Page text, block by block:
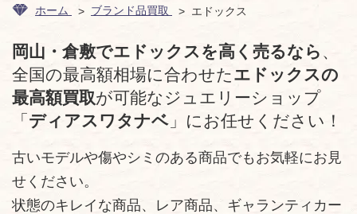
ホーム ブランド品買取 エドックス
岡山・倉敷でエドックスを高く売るなら 、
全国の最高額相場に合わせたエドックスの
最高額買取が可能なジュエリーショップ
「 ディアスワタナベ 」にお任せください！
古いモデルや傷やシミのある商品でもお気軽にお見
せください。
状態のキレイな商品、レア商品、ギャランティカー